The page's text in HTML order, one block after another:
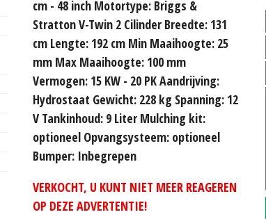
cm - 48 inch Motortype: Briggs &
Stratton V-Twin 2 Cilinder Breedte: 131
cm Lengte: 192 cm Min Maaihoogte: 25
mm Max Maaihoogte: 100 mm
Vermogen: 15 KW - 20 PK Aandrijving:
Hydrostaat Gewicht: 228 kg Spanning: 12
V Tankinhoud: 9 Liter Mulching kit:
optioneel Opvangsysteem: optioneel
Bumper: Inbegrepen
VERKOCHT, U KUNT NIET MEER REAGEREN
OP DEZE ADVERTENTIE!